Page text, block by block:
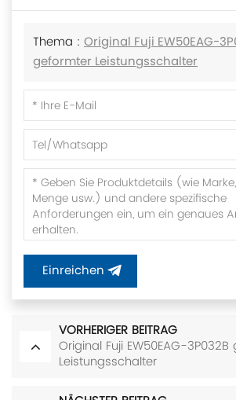
Thema : Original Fuji EW50EAG-
geformter Leistungsschalter
Einreichen
VORHERIGER BEITRAG
Original Fuji EW50EAG-
Leistungsschalter